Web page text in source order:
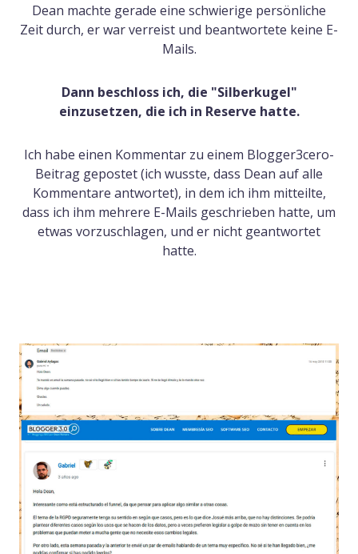
Dean machte gerade eine schwierige persönliche
Zeit durch, er war verreist und beantwortete keine E-
Mails.
Dann beschloss ich, die "Silberkugel"
einzusetzen, die ich in Reserve hatte.
Ich habe einen Kommentar zu einem Blogger3cero-
Beitrag gepostet (ich wusste, dass Dean auf alle
Kommentare antwortet), in dem ich ihm mitteilte,
dass ich ihm mehrere E-Mails geschrieben hatte, um
etwas vorzuschlagen, und er nicht geantwortet
hatte.